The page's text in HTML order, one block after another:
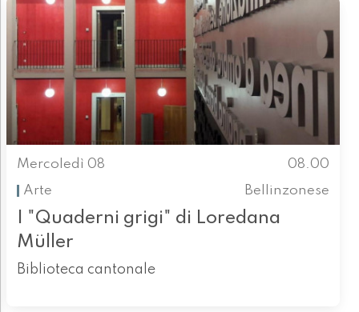
Mercoledì 08
08.00
Arte
Bellinzonese
I "Quaderni grigi" di Loredana
Müller
Biblioteca cantonale